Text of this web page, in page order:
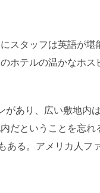
スタッフは英語が
ホテルの温かなホ
あり、広い敷地内
だということを忘
ある。アメリカ人フ